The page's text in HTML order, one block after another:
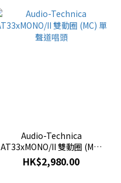
Audio-Technica
AT33xMONO/II 雙動圈 (MC)
單聲道唱頭
HK$2,980.00